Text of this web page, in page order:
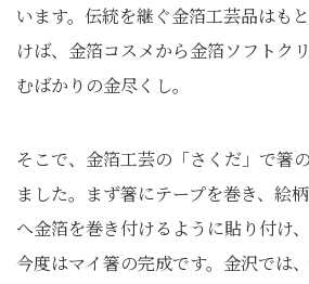
います。伝統を継ぐ金箔工芸品はも
けば、金箔コスメから金箔ソフトク
むばかりの金尽くし。
そこで、金箔工芸の「さくだ」で箸
ました。まず箸にテープを巻き、絵
へ金箔を巻き付けるように貼り付け
今度はマイ箸の完成です。金沢では